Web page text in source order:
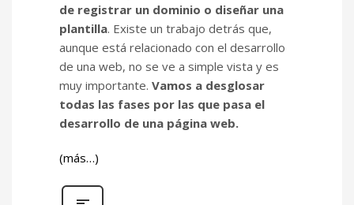
de registrar un dominio o diseñar una
plantilla. Existe un trabajo detrás que,
aunque está relacionado con el desarrollo
de una web, no se ve a simple vista y es
muy importante. Vamos a desglosar
todas las fases por las que pasa el
desarrollo de una página web.
(más…)